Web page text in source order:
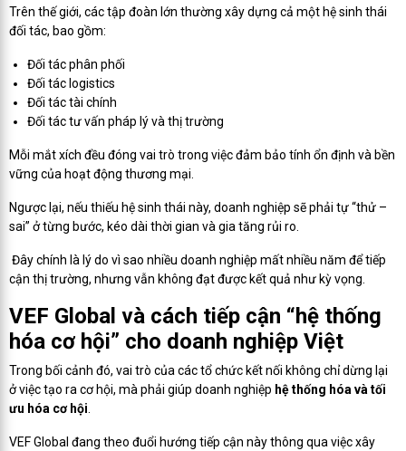
Trên thế giới, các tập đoàn lớn thường xây dựng cả một hệ sinh thái
đối tác, bao gồm:
Đối tác phân phối
Đối tác logistics
Đối tác tài chính
Đối tác tư vấn pháp lý và thị trường
Mỗi mắt xích đều đóng vai trò trong việc đảm bảo tính ổn định và bền
vững của hoạt động thương mại.
Ngược lại, nếu thiếu hệ sinh thái này, doanh nghiệp sẽ phải tự “thử –
sai” ở từng bước, kéo dài thời gian và gia tăng rủi ro.
Đây chính là lý do vì sao nhiều doanh nghiệp mất nhiều năm để tiếp
cận thị trường, nhưng vẫn không đạt được kết quả như kỳ vọng.
VEF Global và cách tiếp cận “hệ thống
hóa cơ hội” cho doanh nghiệp Việt
Trong bối cảnh đó, vai trò của các tổ chức kết nối không chỉ dừng lại
ở việc tạo ra cơ hội, mà phải giúp doanh nghiệp hệ thống hóa và tối
ưu hóa cơ hội
VEF Global đang theo đuổi hướng tiếp cận này thông qua việc xây